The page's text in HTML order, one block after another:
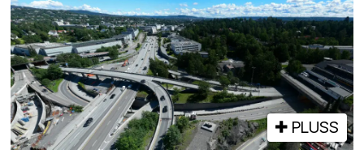
PLUSS